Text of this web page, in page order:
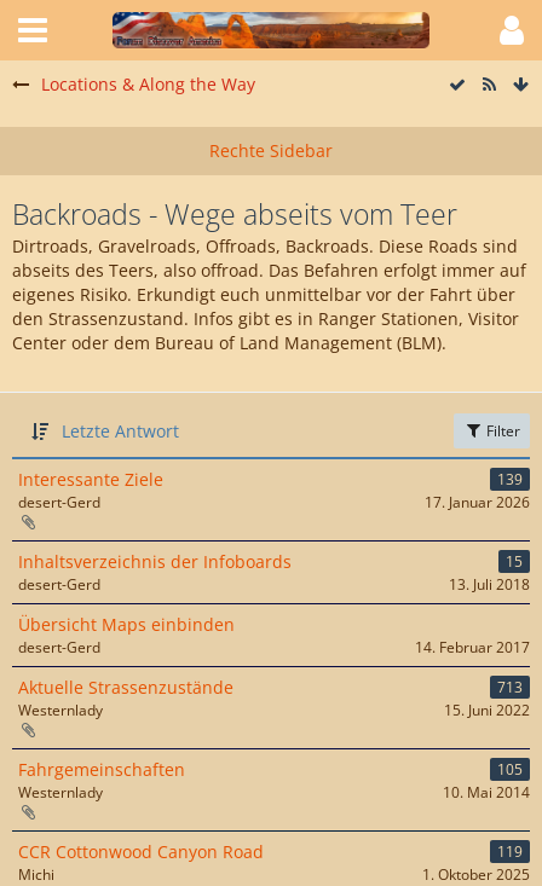
Locations & Along the Way
Backroads - Wege abseits vom Teer
Dirtroads, Gravelroads, Offroads, Backroads. Diese Roads sind
abseits des Teers, also offroad. Das Befahren erfolgt immer auf
eigenes Risiko. Erkundigt euch unmittelbar vor der Fahrt über
den Strassenzustand. Infos gibt es in Ranger Stationen, Visitor
Center oder dem Bureau of Land Management (BLM).
Letzte Antwort Filter
Interessante Ziele
139
desert-Gerd
17. Januar 2026
Inhaltsverzeichnis der Infoboards
15
desert-Gerd
13. Juli 2018
Übersicht Maps einbinden
desert-Gerd 14. Februar 2017
Aktuelle Strassenzustände
713
Westernlady
15. Juni 2022
Fahrgemeinschaften
105
Westernlady
10. Mai 2014
CCR Cottonwood Canyon Road
119
Michi
1. Oktober 2025